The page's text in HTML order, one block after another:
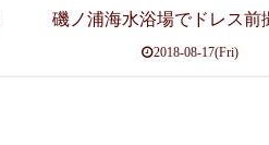
磯ノ浦海水浴場でドレス前
2018-08-17(Fri)